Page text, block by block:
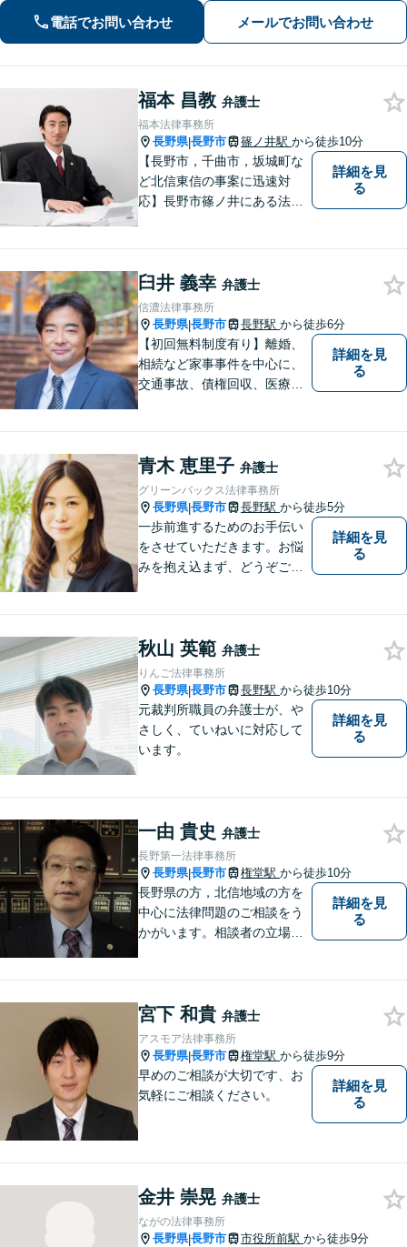
電話でお問い合わせ メールでお問い合わせ
福本 昌教 弁護士
福本法律事務所
長野県|長野市 篠ノ井駅 から徒歩10分
【長野市，千曲市，坂城町な
ど北信東信の事案に迅速対
応】長野市篠ノ井にある法律
方は是非ご相談ください。迅
速に対応いたします。
詳細を見
る
臼井 義幸 弁護士
信濃法律事務所
長野県|長野市 長野駅 から徒歩6分
【初回無料制度有り】離婚、
相続など家事事件を中心に、
交通事故、債権回収、医療過
詳細を見
る
青木 恵里子 弁護士
グリーンバックス法律事務所
長野県|長野市 長野駅 から徒歩5分
一歩前進するためのお手伝い
をさせていただきます。お悩
みを抱え込まず、どうぞご相
詳細を見
る
秋山 英範 弁護士
りんご法律事務所
長野県|長野市 長野駅 から徒歩10分
元裁判所職員の弁護士が、や
さしく、ていねいに対応して
います。
詳細を見
る
一由 貴史 弁護士
長野第一法律事務所
長野県|長野市 権堂駅 から徒歩10分
長野県の方，北信地域の方を
中心に法律問題のご相談をう
かがいます。相談者の立場を
詳細を見
る
宮下 和貴 弁護士
アスモア法律事務所
長野県|長野市 権堂駅 から徒歩9分
早めのご相談が大切です、お
気軽にご相談ください。
詳細を見
る
金井 崇晃 弁護士
ながの法律事務所
長野県|長野市 市役所前駅 から徒歩9分